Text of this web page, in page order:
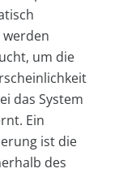
um die
das System
Ein
ist die
des